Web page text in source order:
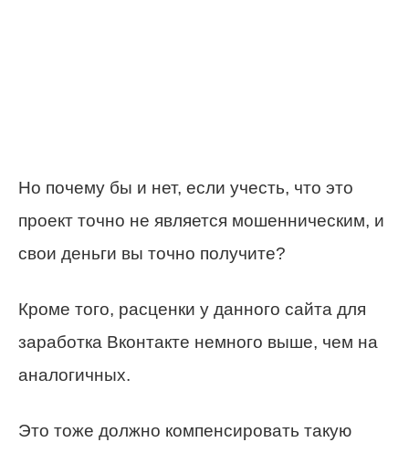
Но почему бы и нет, если учесть, что это
проект точно не является мошенническим, и
свои деньги вы точно получите?
Кроме того, расценки у данного сайта для
заработка Вконтакте немного выше, чем на
аналогичных.
Это тоже должно компенсировать такую